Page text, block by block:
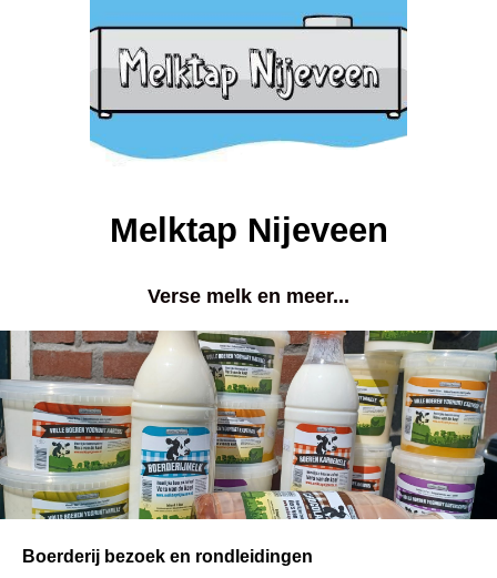
Melktap Nijeveen
Verse melk en meer...
Boerderij bezoek en rondleidingen